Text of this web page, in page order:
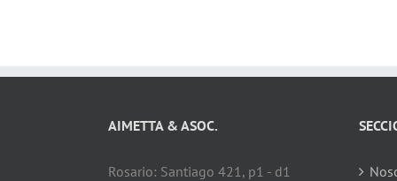
AIMETTA & ASOC.
Rosario: Santiago 421, p1 - d1